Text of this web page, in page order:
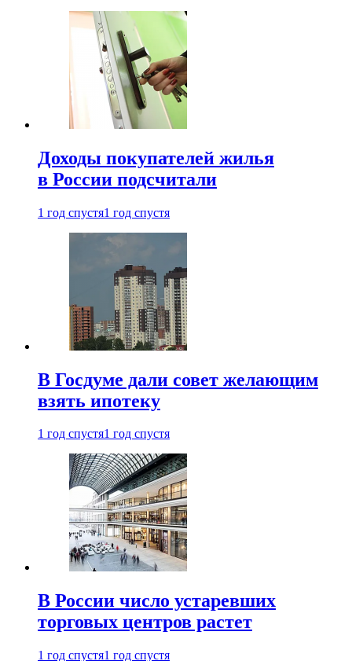
Доходы покупателей жилья
в России подсчитали
1 год спустя1 год спустя
В Госдуме дали совет желающим
взять ипотеку
1 год спустя1 год спустя
В России число устаревших
торговых центров растет
1 год спустя1 год спустя